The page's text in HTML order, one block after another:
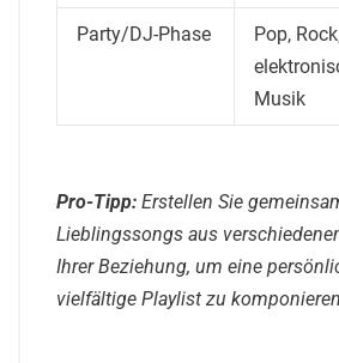
Party/DJ-Phase
Pop,
Musik
Pro-Tipp: Erstellen Sie
Lieblingssongs aus
Ihrer Beziehung, um eine
vielfältige Playlist zu